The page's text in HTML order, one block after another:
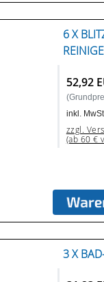
6 X
52,92
inkl. MwSt,
zzgl.
(ab 60 €
3 X